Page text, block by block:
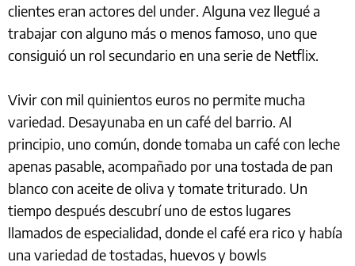
clientes eran actores del under. Alguna vez llegué a
trabajar con alguno más o menos famoso, uno que
consiguió un rol secundario en una serie de Netflix.
Vivir con mil quinientos euros no permite mucha
variedad. Desayunaba en un café del barrio. Al
principio, uno común, donde tomaba un café con leche
apenas pasable, acompañado por una tostada de pan
blanco con aceite de oliva y tomate triturado. Un
tiempo después descubrí uno de estos lugares
llamados de especialidad, donde el café era rico y había
una variedad de tostadas, huevos y bowls